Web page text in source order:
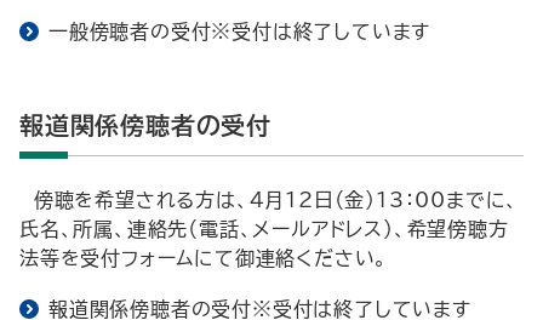
一般傍聴者の受付※受付は終了しています
報道関係傍聴者の受付
傍聴を希望される方は、４月12日（金）13：00までに、
氏名、所属、連絡先（電話、メールアドレス）、希望傍聴方
法等を受付フォームにて御連絡ください。
報道関係傍聴者の受付※受付は終了しています